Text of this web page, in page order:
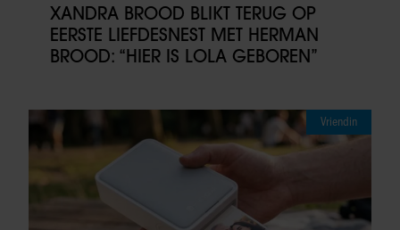
XANDRA BROOD BLIKT TERUG OP
EERSTE LIEFDESNEST MET HERMAN
BROOD: “HIER IS LOLA GEBOREN”
Vriendin